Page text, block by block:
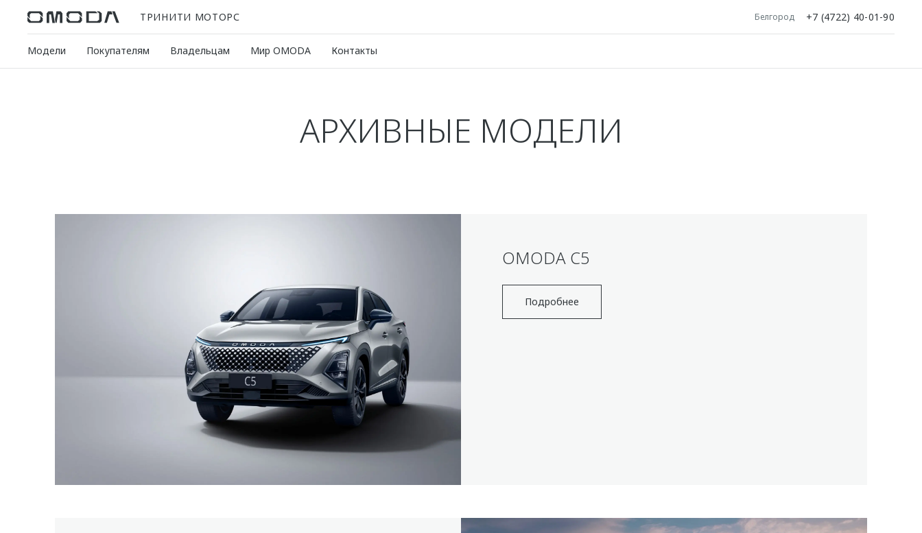
ТРИНИТИ МОТОРС Белгород +7 (4722) 40-01-90
Модели Покупателям Владельцам Мир OMODA Контакты
АРХИВНЫЕ МОДЕЛИ
OMODA C5
Подробнее